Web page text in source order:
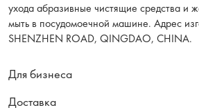
ухода абразивные чистящие средства и
мыть в посудомоечной машине. Адрес
SHENZHEN ROAD, QINGDAO, CHINA.
Для бизнеса
Доставка